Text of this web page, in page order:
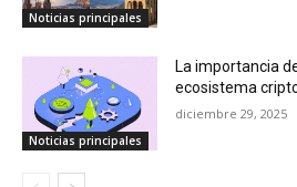
Noticias principales
Noticias principales
La importancia
ecosistema
diciembre 29, 2025